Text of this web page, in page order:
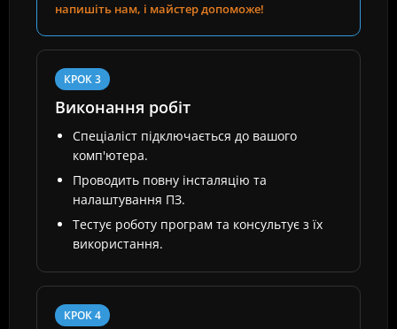
напишіть нам, і майстер допоможе!
КРОК 3
Виконання робіт
Спеціаліст підключається до вашого
комп'ютера.
Проводить повну інсталяцію та
налаштування ПЗ.
Тестує роботу програм та консультує з їх
використання.
КРОК 4